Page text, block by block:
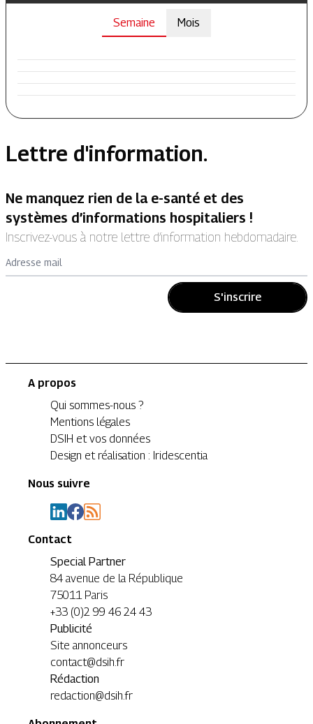
Semaine Mois
Lettre d'information.
Ne manquez rien de la e-santé et des
systèmes d’informations hospitaliers !
Inscrivez-vous à notre lettre d’information hebdomadaire.
Adresse mail
S'inscrire
A propos
Qui sommes-nous ?
Mentions légales
DSIH et vos données
Design et réalisation : Iridescentia
Nous suivre
Contact
Special Partner
84 avenue de la République
75011 Paris
+33 (0)2 99 46 24 43
Publicité
Site annonceurs
contact@dsih.fr
Rédaction
redaction@dsih.fr